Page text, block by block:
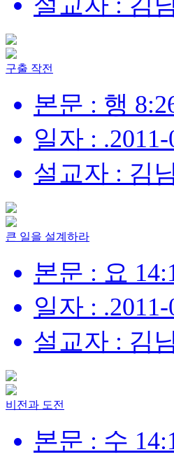
구출 작전
본문 : 행
일자 : .2011-
설교자 : 김
큰 일을 설계하라
본문 : 요
일자 : .2011-
설교자 : 김
비전과 도전
본문 : 수